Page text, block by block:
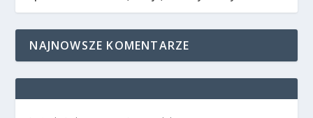
NAJNOWSZE KOMENTARZE